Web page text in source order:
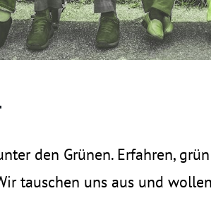
den Grünen. Erfahren,
tauschen uns aus und